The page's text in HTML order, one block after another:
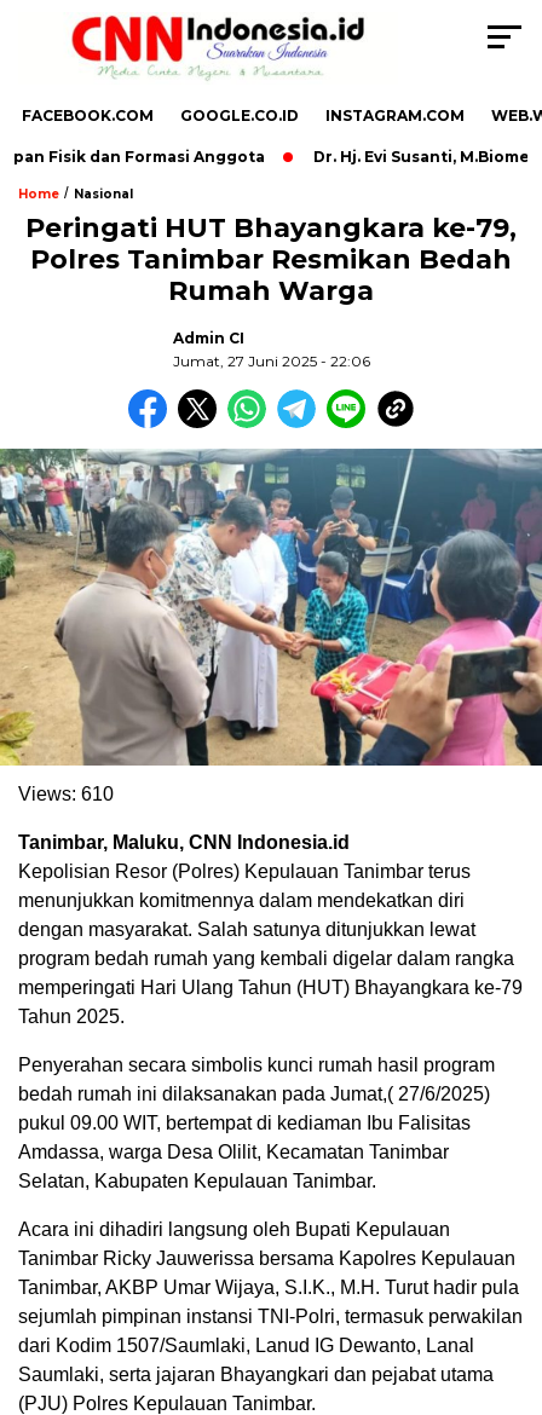
FACEBOOK.COM GOOGLE.CO.ID INSTAGRAM.COM
Fisik dan Formasi Anggota Dr. Hj. Evi Susanti, M.Biomed
Home / Nasional
Peringati HUT Bhayangkara ke-79,
Polres Tanimbar Resmikan Bedah
Rumah Warga
Admin CI
Jumat, 27 Juni 2025 - 22:06
Views: 610
Tanimbar, Maluku, CNN Indonesia.id
Kepolisian Resor (Polres) Kepulauan Tanimbar terus
menunjukkan komitmennya dalam mendekatkan diri
dengan masyarakat. Salah satunya ditunjukkan lewat
program bedah rumah yang kembali digelar dalam rangka
memperingati Hari Ulang Tahun (HUT) Bhayangkara ke-79
Tahun 2025.
Penyerahan secara simbolis kunci rumah hasil program
bedah rumah ini dilaksanakan pada Jumat,( 27/6/2025)
pukul 09.00 WIT, bertempat di kediaman Ibu Falisitas
Amdassa, warga Desa Olilit, Kecamatan Tanimbar
Selatan, Kabupaten Kepulauan Tanimbar.
Acara ini dihadiri langsung oleh Bupati Kepulauan
Tanimbar Ricky Jauwerissa bersama Kapolres Kepulauan
Tanimbar, AKBP Umar Wijaya, S.I.K., M.H. Turut hadir pula
sejumlah pimpinan instansi TNI-Polri, termasuk perwakilan
dari Kodim 1507/Saumlaki, Lanud IG Dewanto, Lanal
Saumlaki, serta jajaran Bhayangkari dan pejabat utama
(PJU) Polres Kepulauan Tanimbar.
,
. Ukuran gambar 480px x 600px